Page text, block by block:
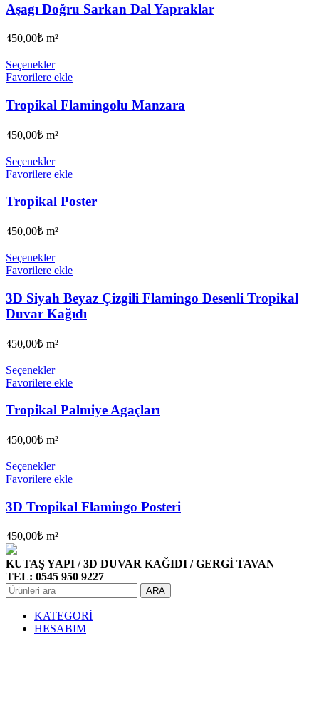
Aşagı Doğru Sarkan Dal Yapraklar
450,00₺ m²
Seçenekler
Favorilere ekle
Tropikal Flamingolu Manzara
450,00₺ m²
Seçenekler
Favorilere ekle
Tropikal Poster
450,00₺ m²
Seçenekler
Favorilere ekle
3D Siyah Beyaz Çizgili Flamingo Desenli Tropikal
Duvar Kağıdı
450,00₺ m²
Seçenekler
Favorilere ekle
Tropikal Palmiye Agaçları
450,00₺ m²
Seçenekler
Favorilere ekle
3D Tropikal Flamingo Posteri
450,00₺ m²
KUTAŞ YAPI / 3D DUVAR KAĞIDI / GERGİ TAVAN
TEL: 0545 950 9227
ARA
KATEGORİ
HESABIM